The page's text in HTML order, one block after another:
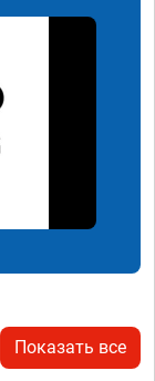
Показать все